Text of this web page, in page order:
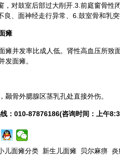
，对鼓室后部过大削开.3.前庭窗骨
良、面神经走行异常、6.鼓室骨和乳
瘫
瘫并发率比成人低。肾性高血压所致
发面瘫。
颞骨外腮腺区茎乳孔处直接外伤。
：010-87876186(咨询时间：上午
儿面瘫分类 新生儿面瘫 贝尔麻痹 炎